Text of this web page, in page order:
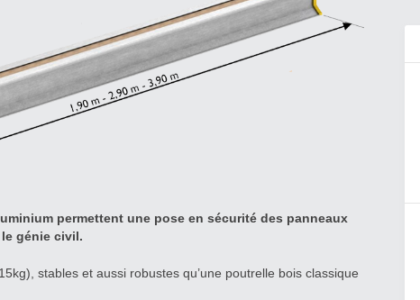
permettent une pose en sécurité des panneaux
génie civil.
stables et aussi robustes qu’une poutrelle bois classique